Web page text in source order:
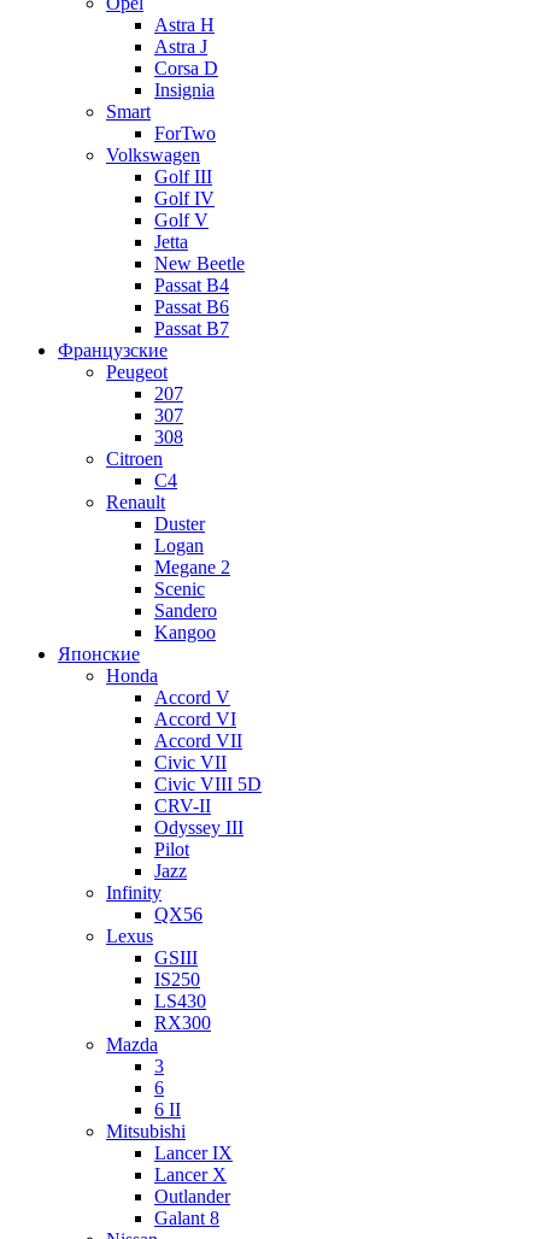
Astra H
Astra J
Corsa D
Insignia
Smart
ForTwo
Volkswagen
Golf III
Golf IV
Golf V
Jetta
New Beetle
Passat B4
Passat B6
Passat B7
Французские
Peugeot
207
307
308
Citroen
C4
Renault
Duster
Logan
Megane 2
Scenic
Sandero
Kangoo
Японские
Honda
Accord V
Accord VI
Accord VII
Civic VII
Civic VIII 5D
CRV-II
Odyssey III
Pilot
Jazz
Infinity
QX56
Lexus
GSIII
IS250
LS430
RX300
Mazda
3
6
6 II
Mitsubishi
Lancer IX
Lancer X
Outlander
Galant 8